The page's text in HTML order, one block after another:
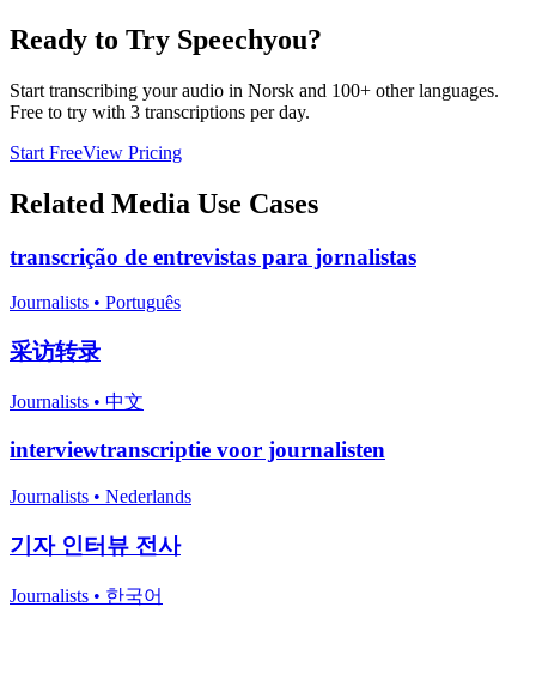
Ready to Try Speechyou?
Start transcribing your audio in Norsk and 100+ other languages.
Free to try with 3 transcriptions per day.
Start FreeView Pricing
Related Media Use Cases
transcrição de entrevistas para jornalistas
Journalists • Português
采访转录
Journalists • 中文
interviewtranscriptie voor journalisten
Journalists • Nederlands
기자 인터뷰 전사
Journalists • 한국어